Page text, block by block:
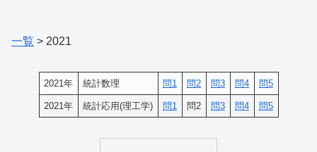
一覧 > 2021
2021年 統計数理 問1 問2 問3 問4 問5
2021年 統計応用(理工学) 問1 問2 問3 問4 問5